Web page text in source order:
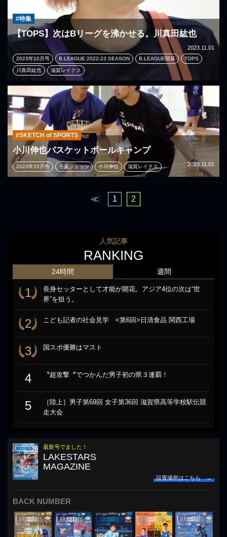
#特集
【TOPS】次はBリーグを沸かせる。川真田紘也
2023.11.01
2023年10月号 B.LEAGUE 2022-23 SEASON B.LEAGUE開幕 TOPS
川真田紘也 滋賀レイクス
#SKETCH of SPORTS
小川伸也バスケットボールキャンプ
2023.11.01
2023年10月号 千葉ジェッツ 小川伸也 滋賀レイクス
≪ 1 2
人気記事
RANKING
24時間
1
長身セッターとして才能が開花。アジア4位の次は“世
界”を狙う。
2 こども記者の社会見学 <第6回>日清食品 関西工場
3 国スポ優勝はマスト
4 〝超攻撃〞でつかんだ男子初の県３連覇！
5
［陸上］男子第69回 女子第36回 滋賀県高等学校駅伝競
走大会
週間
最新号でました！
LAKESTARS
MAGAZINE
設置場所はこちら →
BACK NUMBER